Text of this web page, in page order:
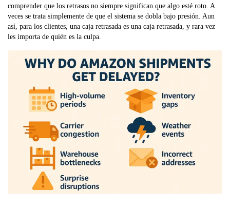
comprender que los retrasos no siempre significan que algo esté roto. A
veces se trata simplemente de que el sistema se dobla bajo presión. Aun
así, para los clientes, una caja retrasada es una caja retrasada, y rara vez
les importa de quién es la culpa.